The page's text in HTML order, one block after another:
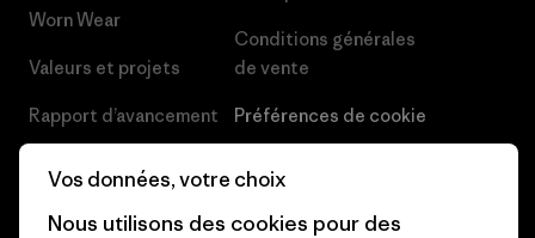
Worn Wear
Valeurs et projets
Rapport d’avancement
Objectifs climatiques
Conditions générales
de vente
Préférences de cookie
Presse et media
Vos données, votre choix
Nous utilisons des cookies pour des